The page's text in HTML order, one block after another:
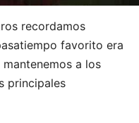
recordamos
favorito era
a los
principales